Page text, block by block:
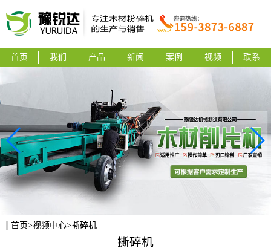
首页 我们 产品 新闻 案例 视频 联系
首页>视频中心>撕碎机
撕碎机